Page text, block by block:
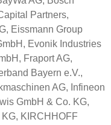
Partners,
Eissmann Group
Evonik Industries
Fraport AG,
Bayern e.V.,
AG, Infineon
GmbH & Co. KG,
KIRCHHOFF